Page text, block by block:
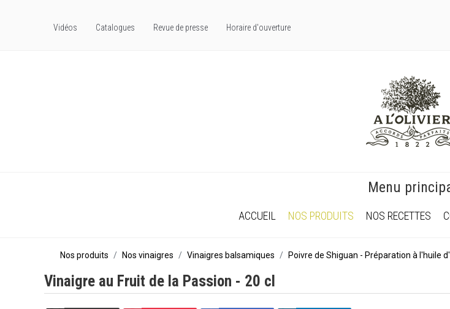
Vidéos Catalogues Revue de presse Horaire d'ouverture
Menu
ACCUEIL NOS PRODUITS NOS RECETTES
Nos produits Nos vinaigres Vinaigres balsamiques Poivre de Shiguan - Préparation à l'huile
Vinaigre au Fruit de la Passion - 20 cl